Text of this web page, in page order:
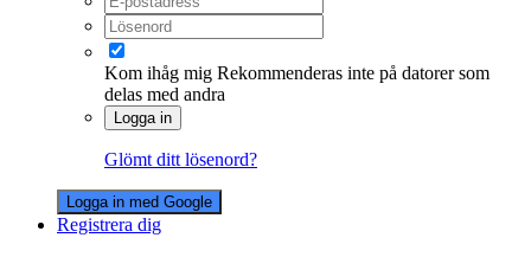
Kom ihåg mig Rekommenderas inte på datorer som
delas med andra
Logga in
Glömt ditt lösenord?
Logga in med Google
Registrera dig